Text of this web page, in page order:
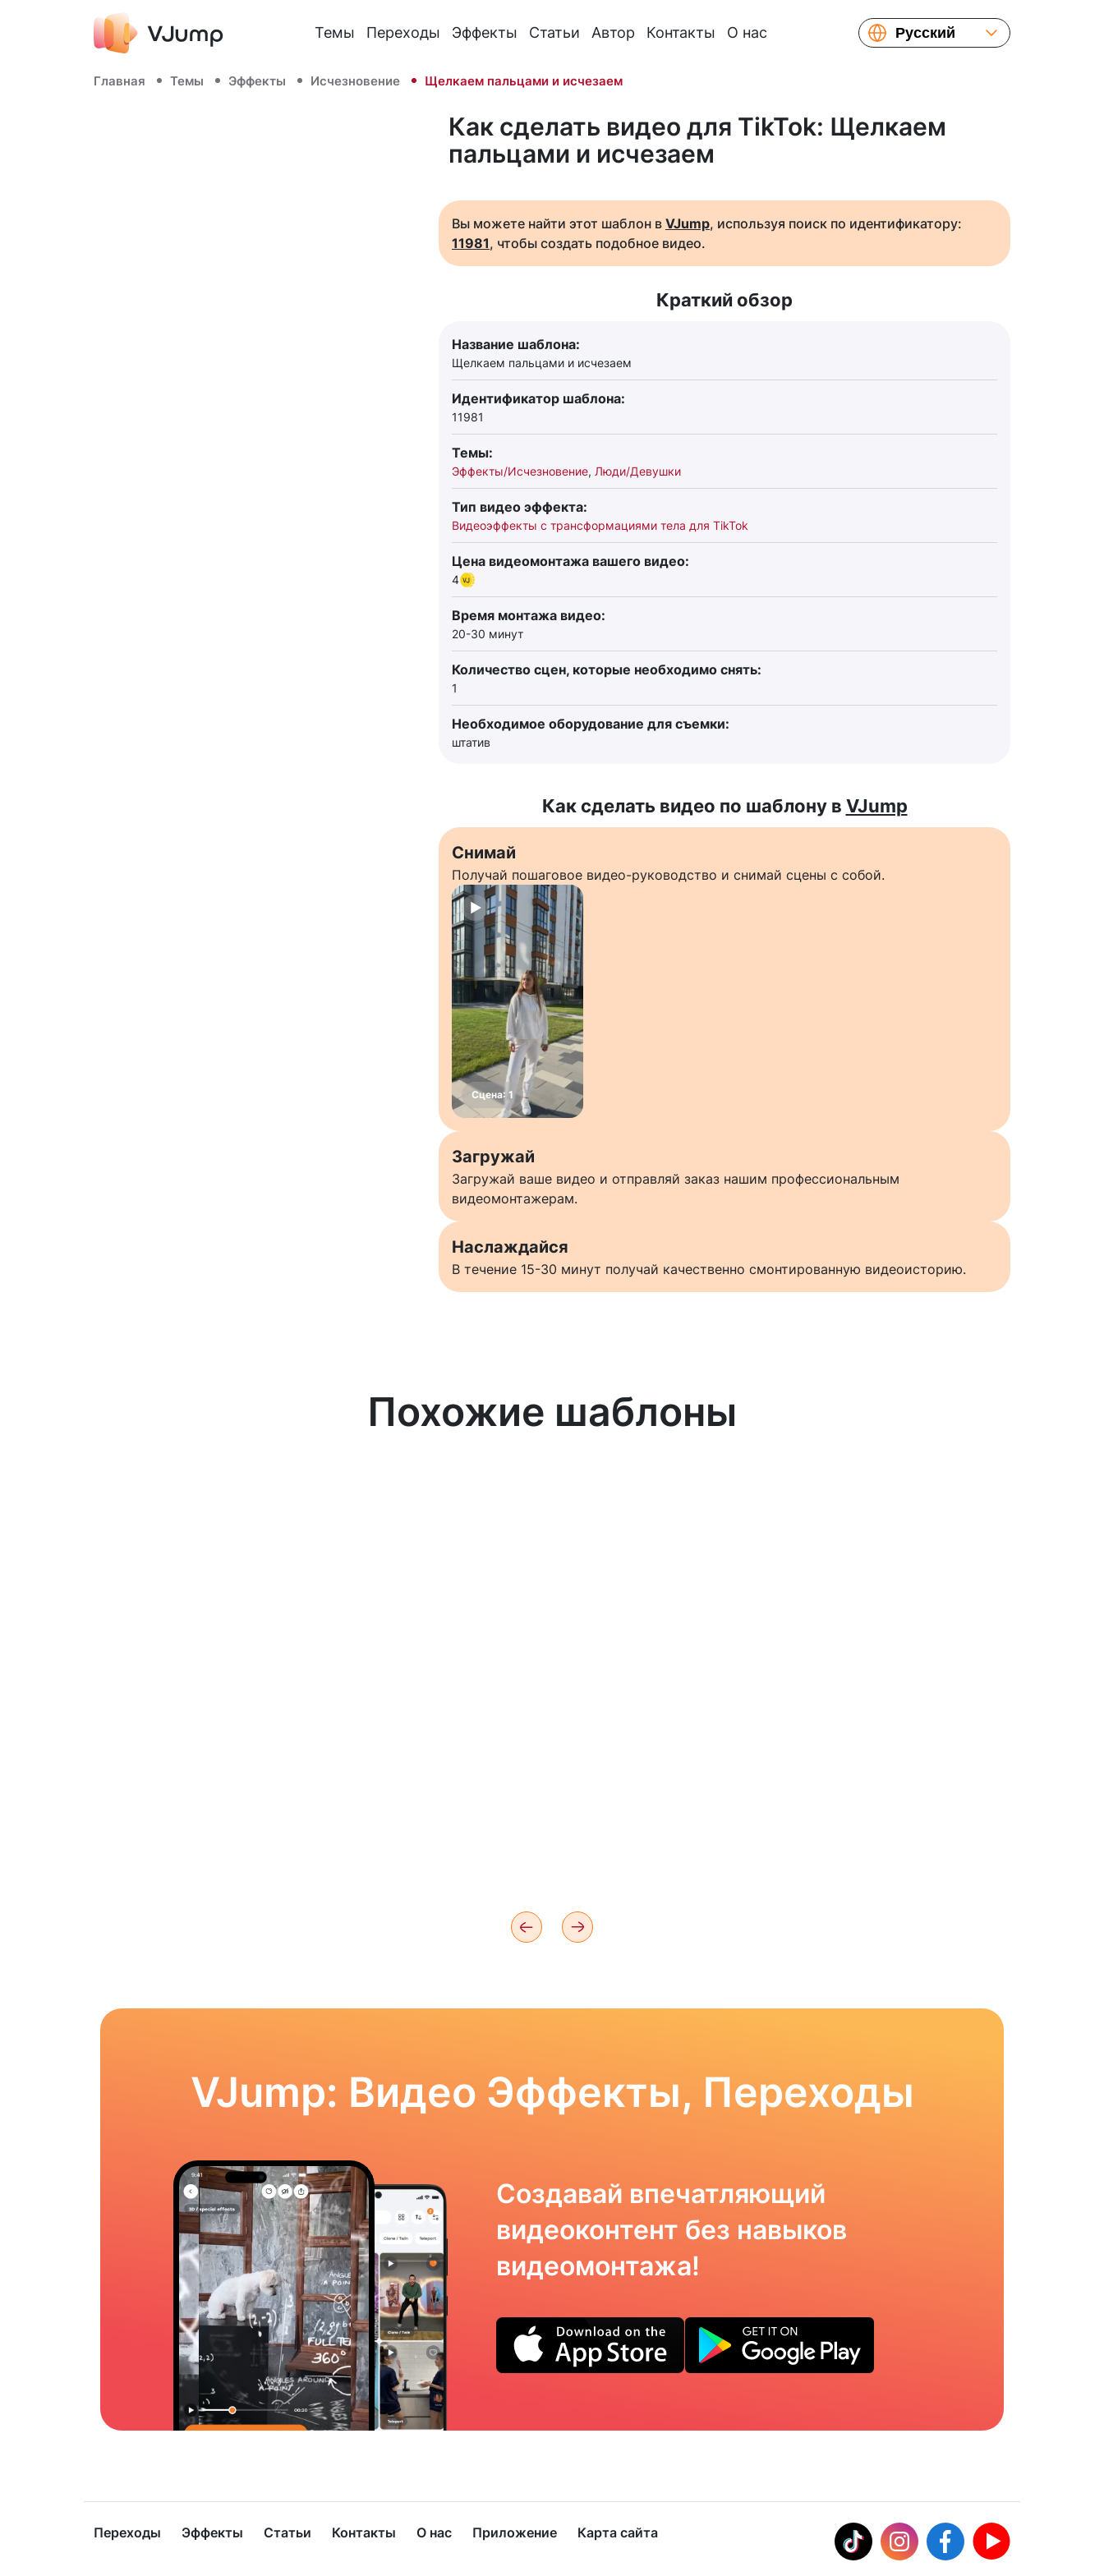
Темы Переходы Эффекты Статьи Автор Контакты О нас
Русский
Français
Главная Темы Эффекты Исчезновение Щелкаем пальцами и исчезаем
Как сделать видео для TikTok: Щелкаем
пальцами и исчезаем
Вы можете найти этот шаблон в VJump, используя поиск по идентификатору:
11981, чтобы создать подобное видео.
Краткий обзор
Название шаблона:
Щелкаем пальцами и исчезаем
Идентификатор шаблона:
11981
Темы:
Эффекты/Исчезновение, Люди/Девушки
Тип видео эффекта:
Видеоэффекты с трансформациями тела для TikTok
Цена видеомонтажа вашего видео:
4
Время монтажа видео:
20-30 минут
Количество сцен, которые необходимо снять:
1
Необходимое оборудование для съемки:
штатив
Как сделать видео по шаблону в VJump
Снимай
Получай пошаговое видео-руководство и снимай сцены с собой.
Загружай
Загружай ваше видео и отправляй заказ нашим профессиональным
видеомонтажерам.
Наслаждайся
В течение 15-30 минут получай качественно смонтированную видеоисторию.
Похожие шаблоны
VJump: Видео Эффекты, Переходы
Создавай впечатляющий
видеоконтент без навыков
видеомонтажа!
Переходы Эффекты Статьи Контакты О нас Приложение Карта сайта